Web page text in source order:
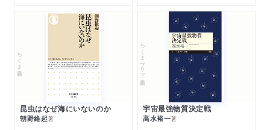
ちくま新書
昆虫はなぜ海にいないのか
朝野維起著
ちくまプリマー新書
宇宙最強物質決定戦
高水裕一著